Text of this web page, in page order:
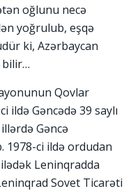
oğlunu necə
yoğrulub, eşqə
ki, Azərbaycan
bilir…
Qovlar
ildə Gəncədə 39 saylı
Gəncə
1978-ci ildə ordudan
Leninqradda
Sovet Ticarəti